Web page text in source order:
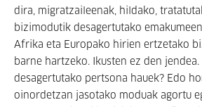
dira, migratzaileenak, hildako,
bizimodutik desagertutako
Afrika eta Europako hirien ertzetako
barne hartzeko. Ikusten ez den
desagertutako pertsona hauek? Edo
oinordetzan jasotako moduak agortu